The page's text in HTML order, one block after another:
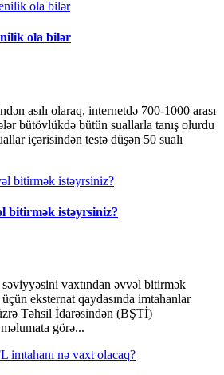
ola bilər
asılı olaraq, internetdə 700-1000 arası
bütövlükdə bütün suallarla tanış olurdu
içərisindən testə düşən 50 sualı
bitirmək istəyrsiniz?
vaхtından əvvəl bitirmək
eksternat qaydasında imtahanlar
Təhsil İdarəsindən (BŞTİ)
görə...